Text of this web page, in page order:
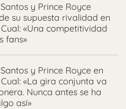
y Prince Royce
su supuesta rivalidad en
«Una competitividad
fans»
y Prince Royce en
«La gira conjunta va
Nunca antes se ha
así»